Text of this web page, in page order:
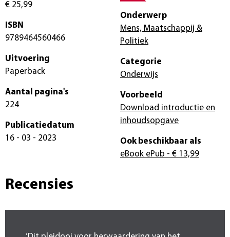
€ 25,99
ISBN
9789464560466
Uitvoering
Paperback
Aantal pagina's
224
Publicatiedatum
16 - 03 - 2023
Onderwerp
Mens, Maatschappij &
Politiek
Categorie
Onderwijs
Voorbeeld
Download introductie en
inhoudsopgave
Ook beschikbaar als
eBook ePub - € 13,99
Recensies